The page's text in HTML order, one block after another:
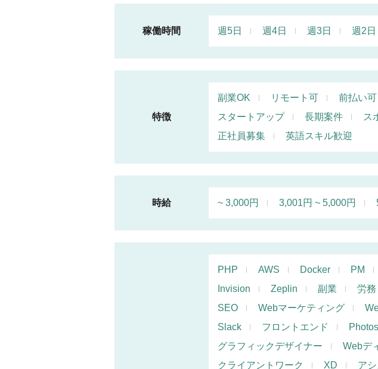
稼働時間 週5日 週4日 週3日 週2日
特徴
副業OK リモート可 前払い可
スタートアップ
長期案件 ス
正社員募集
英語スキル歓迎
時給 ~ 3,000円 3,001円 ~ 5,000円
PHP AWS Docker PM
Invision
Zeplin 副業 労務
SEO
Webマーケティング
Slack
フロントエンド
グラフィックデザイナー
Webデ
クライアントワーク
XD ア